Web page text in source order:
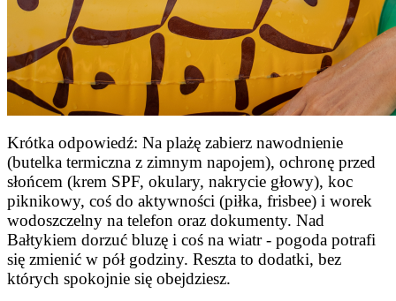
Krótka odpowiedź: Na plażę zabierz nawodnienie
(butelka termiczna z zimnym napojem), ochronę przed
słońcem (krem SPF, okulary, nakrycie głowy), koc
piknikowy, coś do aktywności (piłka, frisbee) i worek
wodoszczelny na telefon oraz dokumenty. Nad
Bałtykiem dorzuć bluzę i coś na wiatr - pogoda potrafi
się zmienić w pół godziny. Reszta to dodatki, bez
których spokojnie się obejdziesz.